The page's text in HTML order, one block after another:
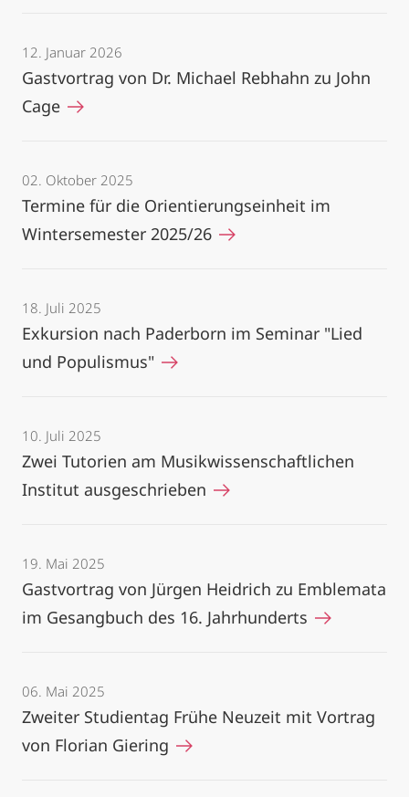
12. Januar 2026
Gastvortrag von Dr. Michael Rebhahn zu John
Cage
02. Oktober 2025
Termine für die Orientierungseinheit im
Wintersemester 2025/26
18. Juli 2025
Exkursion nach Paderborn im Seminar "Lied
und Populismus"
10. Juli 2025
Zwei Tutorien am Musikwissenschaftlichen
Institut ausgeschrieben
19. Mai 2025
Gastvortrag von Jürgen Heidrich zu Emblemata
im Gesangbuch des 16. Jahrhunderts
06. Mai 2025
Zweiter Studientag Frühe Neuzeit mit Vortrag
von Florian Giering